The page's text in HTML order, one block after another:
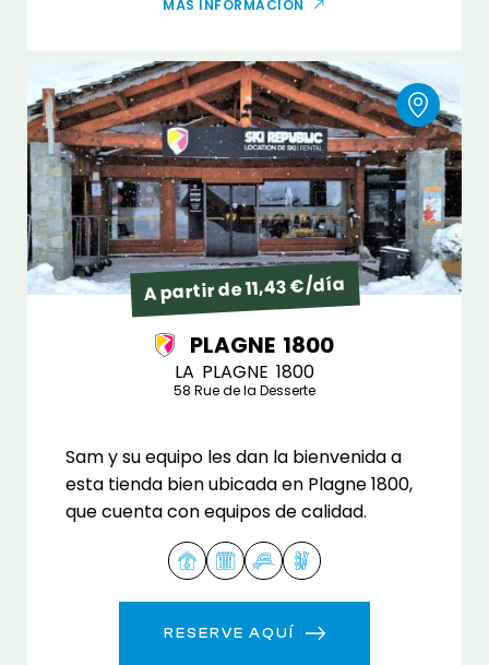
MÁS INFORMACIÓN
A partir de 11,43 €/día
PLAGNE 1800
LA PLAGNE 1800
58 Rue de la Desserte
Sam y su equipo les dan la bienvenida a
esta tienda bien ubicada en Plagne 1800,
que cuenta con equipos de calidad.
RESERVE AQUÍ